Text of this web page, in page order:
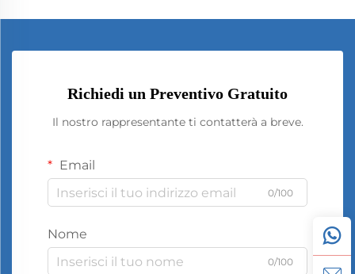
Richiedi un Preventivo Gratuito
Il nostro rappresentante ti contatterà a breve.
Email
0/100
Nome
0/100